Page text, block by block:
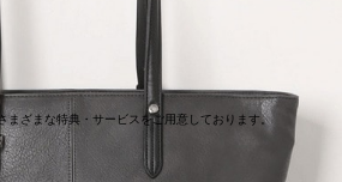
まざまな特典・サービスをご用意しております。